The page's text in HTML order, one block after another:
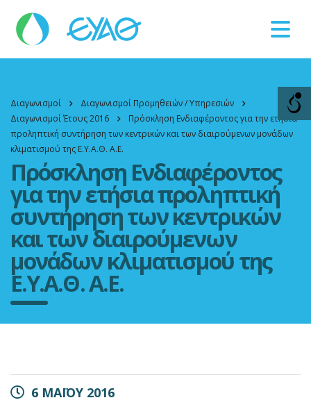
Διαγωνισμοί
Διαγωνισμοί Προμηθειών / Υπηρεσιών
Διαγωνισμοί Έτους 2016
Πρόσκληση Ενδιαφέροντος για την ετήσια
προληπτική συντήρηση των κεντρικών και των διαιρούμενων μονάδων
κλιματισμού της Ε.Υ.Α.Θ. Α.Ε.
Πρόσκληση Ενδιαφέροντος
για την ετήσια προληπτική
συντήρηση των κεντρικών
και των διαιρούμενων
μονάδων κλιματισμού της
Ε.Υ.Α.Θ. Α.Ε.
6 ΜΑΪΟΥ 2016